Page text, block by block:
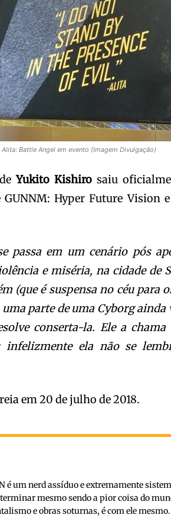
Battle Angel em evento (Imagem Divulgação)
Yukito Kishirosaiu
Hyper Future Vision
passa em um cenário pós
e miséria, na cidade de
(que é suspensa no céu para
parte de uma Cyborg
conserta-la. Ele a
infelizmente ela não se
em 20 de julho de 2018.
é um nerd assíduo e extremamente
mesmo sendo a pior coisa do
e obras soturnas, é com ele mesmo.